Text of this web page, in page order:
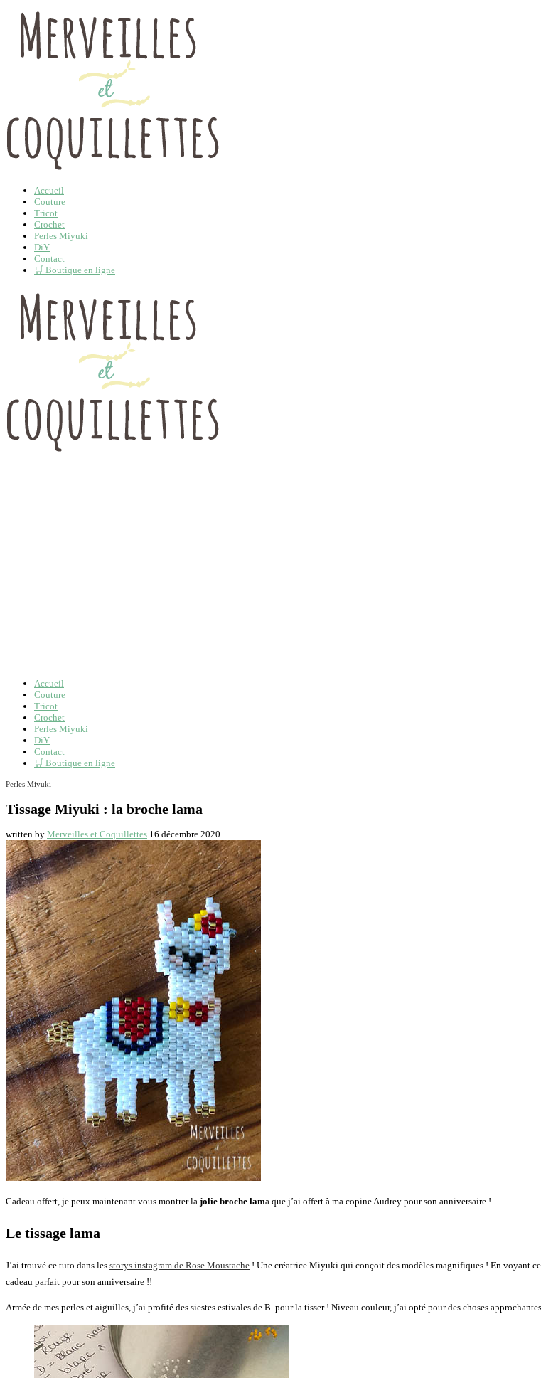
Accueil
Couture
Tricot
Crochet
Perles Miyuki
DiY
Contact
🛒 Boutique en ligne
Accueil
Couture
Tricot
Crochet
Perles Miyuki
DiY
Contact
🛒 Boutique en ligne
Perles Miyuki
Tissage Miyuki : la broche lama
written by Merveilles et Coquillettes 16 décembre 2020
Cadeau offert, je peux maintenant vous montrer la jolie broche lama que j’ai offert à ma copine Audrey pour son anniversaire !
Le tissage lama
J’ai trouvé ce tuto dans les storys instagram de Rose Moustache ! Une créatrice Miyuki qui conçoit des modèles magnifiques ! En voyant
cadeau parfait pour son anniversaire !!
Armée de mes perles et aiguilles, j’ai profité des siestes estivales de B. pour la tisser ! Niveau couleur, j’ai opté pour des choses